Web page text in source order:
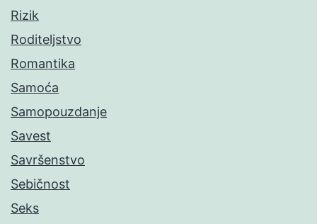
Rizik
Roditeljstvo
Romantika
Samoća
Samopouzdanje
Savest
Savršenstvo
Sebičnost
Seks